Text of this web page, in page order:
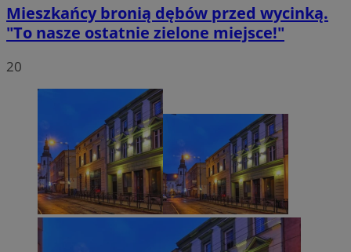
Mieszkańcy bronią dębów przed wycinką.
"To nasze ostatnie zielone miejsce!"
20